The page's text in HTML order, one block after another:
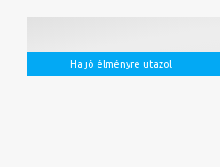
Ha jó élményre utazol